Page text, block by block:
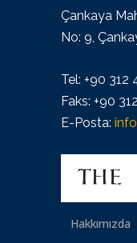
Çankaya
No: 9,
Tel: +90 312
Faks: +90
E-Posta:
Hakkımızda